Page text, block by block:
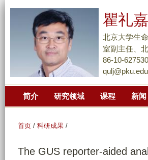
瞿礼嘉
北京大学生
室副主任、
86-10-
简介 研究领域 课程 新闻
首页 / 科研成果 /
The GUS reporter-aided